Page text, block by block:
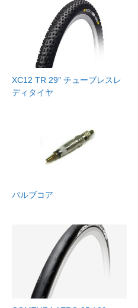
XC12 TR 29″ チューブレスレ
ディタイヤ
バルブコア